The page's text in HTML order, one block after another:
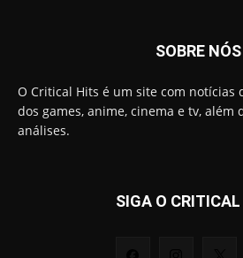
SOBRE NÓS
O Critical Hits é um site com notícias
dos games, anime, cinema e tv, além
análises.
SIGA O